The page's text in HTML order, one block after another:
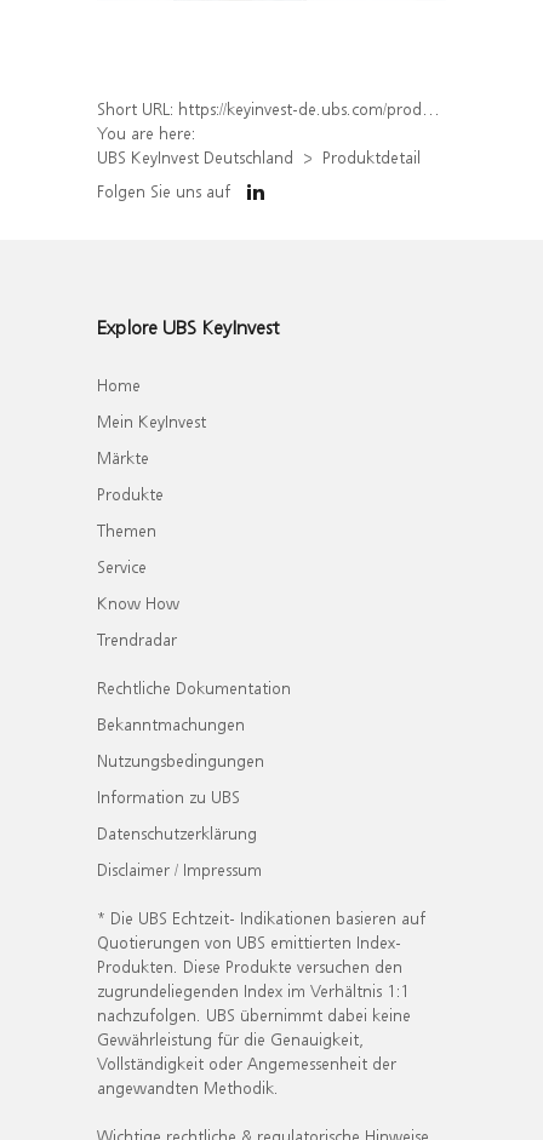
Short URL: https://keyinvest-de.ubs.com/produkt/detail/index/isin/DE000WA7UNZ4
You are here:
UBS KeyInvest Deutschland
Produktdetail
Folgen Sie uns auf
Explore UBS KeyInvest
Home
Mein KeyInvest
Märkte
Produkte
Themen
Service
Know How
Trendradar
Rechtliche Dokumentation
Bekanntmachungen
Nutzungsbedingungen
Information zu UBS
Datenschutzerklärung
Disclaimer / Impressum
* Die UBS Echtzeit- Indikationen basieren auf
Quotierungen von UBS emittierten Index-
Produkten. Diese Produkte versuchen den
zugrundeliegenden Index im Verhältnis 1:1
nachzufolgen. UBS übernimmt dabei keine
Gewährleistung für die Genauigkeit,
Vollständigkeit oder Angemessenheit der
angewandten Methodik.